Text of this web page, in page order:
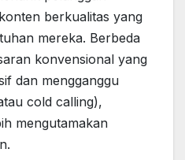
berkualitas yang
mereka. Berbeda
konvensional yang
dan mengganggu
cold calling),
mengutamakan